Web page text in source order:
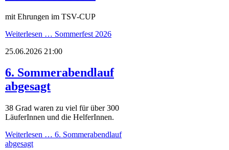
mit Ehrungen im TSV-CUP
Weiterlesen … Sommerfest 2026
25.06.2026 21:00
6. Sommerabendlauf
abgesagt
38 Grad waren zu viel für über 300
LäuferInnen und die HelferInnen.
Weiterlesen … 6. Sommerabendlauf
abgesagt